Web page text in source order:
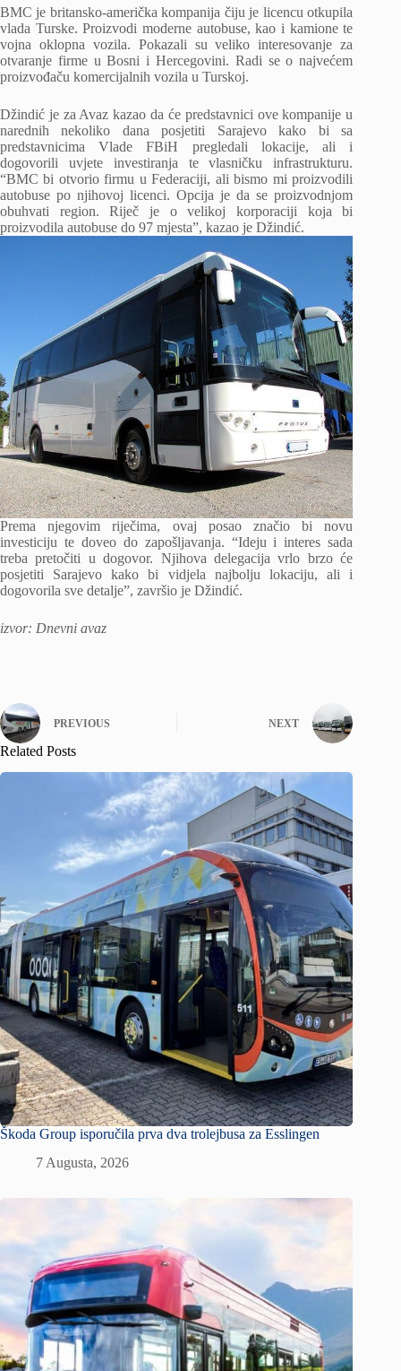
BMC je britansko-američka kompanija čiju je licencu otkupila
vlada Turske. Proizvodi moderne autobuse, kao i kamione te
vojna oklopna vozila. Pokazali su veliko interesovanje za
otvaranje firme u Bosni i Hercegovini. Radi se o najvećem
proizvođaču komercijalnih vozila u Turskoj.
Džindić je za Avaz kazao da će predstavnici ove kompanije u
narednih nekoliko dana posjetiti Sarajevo kako bi sa
predstavnicima Vlade FBiH pregledali lokacije, ali i
dogovorili uvjete investiranja te vlasničku infrastrukturu.
“BMC bi otvorio firmu u Federaciji, ali bismo mi proizvodili
autobuse po njihovoj licenci. Opcija je da se proizvodnjom
obuhvati region. Riječ je o velikoj korporaciji koja bi
proizvodila autobuse do 97 mjesta”, kazao je Džindić.
Prema njegovim riječima, ovaj posao značio bi novu
investiciju te doveo do zapošljavanja. “Ideju i interes sada
treba pretočiti u dogovor. Njihova delegacija vrlo brzo će
posjetiti Sarajevo kako bi vidjela najbolju lokaciju, ali i
dogovorila sve detalje”, završio je Džindić.
izvor: Dnevni avaz
PREVIOUS NEXT
Related Posts
Škoda Group isporučila prva dva trolejbusa za Esslingen
7 Augusta, 2026